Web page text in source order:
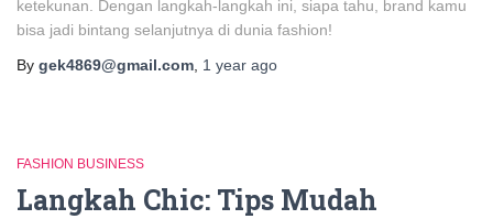
ketekunan. Dengan langkah-langkah ini, siapa tahu, brand kamu
bisa jadi bintang selanjutnya di dunia fashion!
By gek4869@gmail.com 1 year ago
FASHION BUSINESS
Langkah Chic: Tips Mudah